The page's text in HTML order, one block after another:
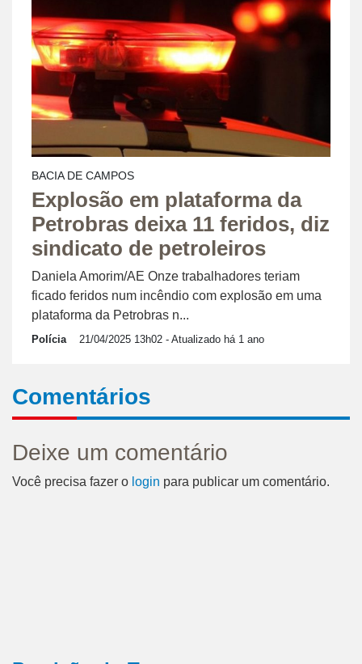
BACIA DE CAMPOS
Explosão em plataforma da
Petrobras deixa 11 feridos, diz
sindicato de petroleiros
Daniela Amorim/AE Onze trabalhadores teriam
ficado feridos num incêndio com explosão em uma
plataforma da Petrobras n...
Polícia 21/04/2025 13h02 - Atualizado há 1 ano
Comentários
Deixe um comentário
Você precisa fazer o login para publicar um comentário.